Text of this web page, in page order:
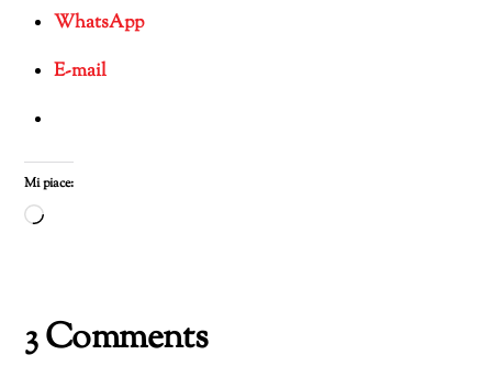
WhatsApp
E-mail
Mi piace:
Caricamento
3 Comments